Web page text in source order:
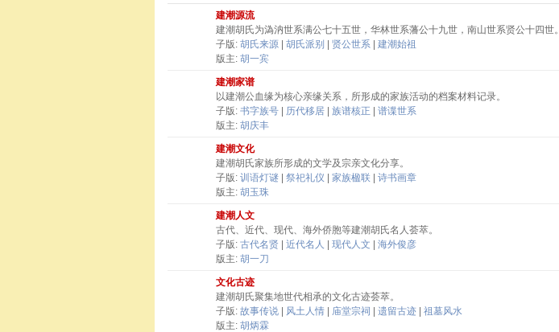
建潮源流
建潮胡氏为溈汭世系满公七十五世，华林世系藩公十九世，南山世系贤公十四世。
子版: 胡氏来源 胡氏派别 贤公世系
建潮始祖
版主: 胡一宾
建潮家谱
以建潮公血缘为核心亲缘关系，所形成的家族活动的档案材料记录。
子版: 书字族号 历代移居 族谱核正
谱谍世系
版主: 胡庆丰
建潮文化
建潮胡氏家族所形成的文学及宗亲文化分享。
子版: 训语灯谜 祭祀礼仪 家族楹联
诗书画章
版主: 胡玉珠
建潮人文
古代、近代、现代、海外侨胞等建潮胡氏名人荟萃。
子版: 古代名贤 近代名人 现代人文
海外俊彦
版主: 胡一刀
文化古迹
建潮胡氏聚集地世代相承的文化古迹荟萃。
子版: 故事传说 风土人情 庙堂宗祠 遗留古迹
祖墓风水
版主: 胡炳霖